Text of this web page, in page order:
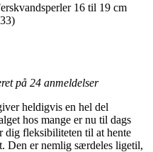
16 til 19 cm
på 24 anmeldelser
heldigvis en hel del
hos mange er nu til dags
dig fleksibiliteten til at hente
Den er nemlig særdeles ligetil,